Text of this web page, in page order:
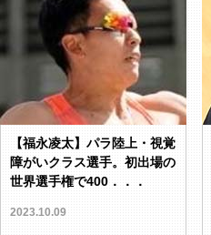
【福永凌太】パラ陸上・視覚
障がいクラス選手。初出場の
世界選手権で400．．．
2023.10.09